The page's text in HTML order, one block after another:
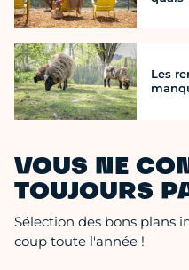
Les
VOUS NE
TOUJOURS
Sélection des bons plans
coup toute l'année !